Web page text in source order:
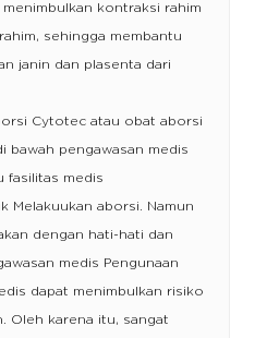
kontraksi rahim
sehingga membantu
janin dan plasenta dari
Cytotec atau obat aborsi
bawah pengawasan medis
fasilitas medis
Melakuukan aborsi. Namun
dengan hati-hati dan
medis Pengunaan
dapat menimbulkan risiko
Oleh karena itu, sangat